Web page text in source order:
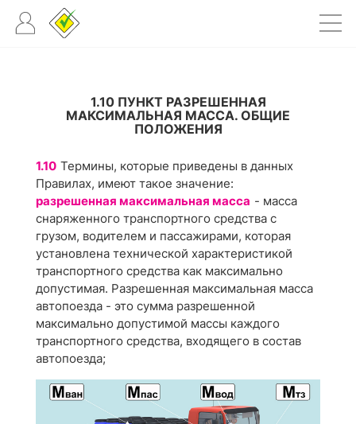
1.10 ПУНКТ РАЗРЕШЕННАЯ
МАКСИМАЛЬНАЯ МАССА. ОБЩИЕ
ПОЛОЖЕНИЯ
1.10 Термины, которые приведены в данных
Правилах, имеют такое значение:
разрешенная максимальная масса - масса
снаряженного транспортного средства с
грузом, водителем и пассажирами, которая
установлена технической характеристикой
транспортного средства как максимально
допустимая. Разрешенная максимальная масса
автопоезда - это сумма разрешенной
максимально допустимой массы каждого
транспортного средства, входящего в состав
автопоезда;